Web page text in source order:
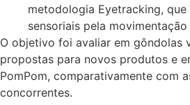
metodologia Eyetracking, que
sensoriais pela
O objetivo foi avaliar em gôndolas
propostas para novos produtos e
PomPom, comparativamente com
concorrentes.